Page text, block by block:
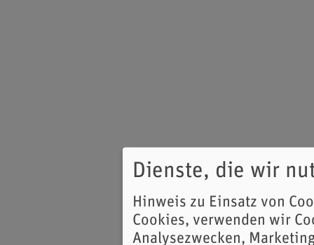
Dienste, die wir
Hinweis zu Einsatz von
Cookies, verwenden wir
Analysezwecken,